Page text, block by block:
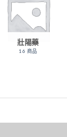
壯陽藥
16 商品